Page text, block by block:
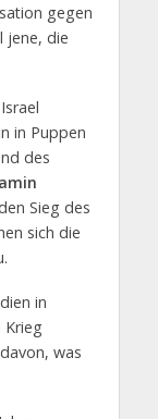
gegen
jene, die
in Puppen
des
Sieg des
sich die
in
Krieg
was